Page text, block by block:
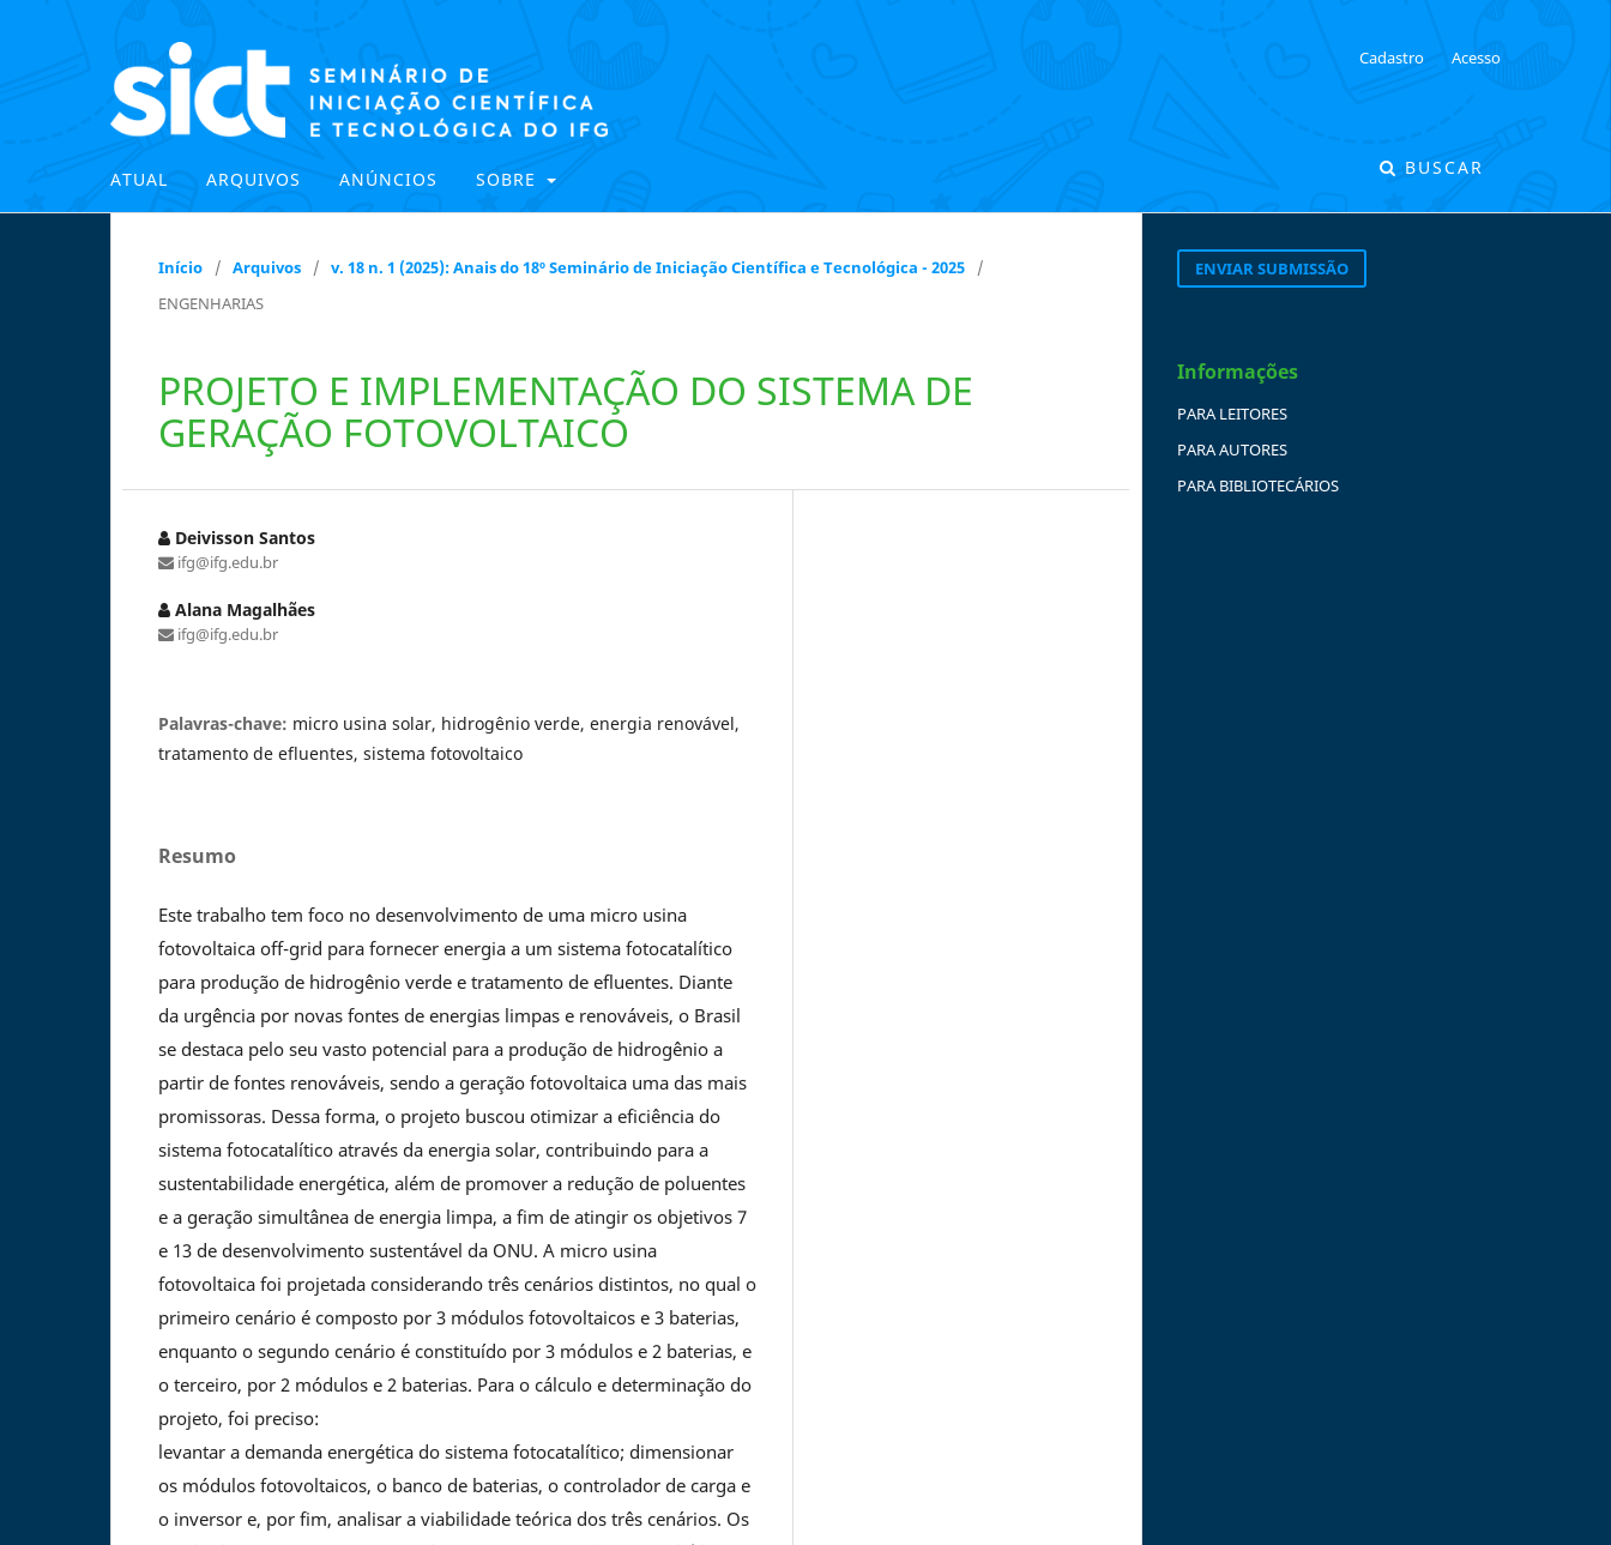
ATUAL ARQUIVOS ANÚNCIOS SOBRE
BUSCAR
Cadastro Acesso
Início / Arquivos / v. 18 n. 1 (2025): Anais do 18º Seminário de Iniciação Científica e Tecnológica - 2025
/
ENGENHARIAS
PROJETO E IMPLEMENTAÇÃO DO SISTEMA DE
GERAÇÃO FOTOVOLTAICO
Deivisson Santos
ifg@ifg.edu.br
Alana Magalhães
ifg@ifg.edu.br
Palavras-chave: micro usina solar, hidrogênio verde, energia renovável,
tratamento de efluentes, sistema fotovoltaico
Resumo
Este trabalho tem foco no desenvolvimento de uma micro usina
fotovoltaica off-grid para fornecer energia a um sistema fotocatalítico
para produção de hidrogênio verde e tratamento de efluentes. Diante
da urgência por novas fontes de energias limpas e renováveis, o Brasil
se destaca pelo seu vasto potencial para a produção de hidrogênio a
partir de fontes renováveis, sendo a geração fotovoltaica uma das mais
promissoras. Dessa forma, o projeto buscou otimizar a eficiência do
sistema fotocatalítico através da energia solar, contribuindo para a
sustentabilidade energética, além de promover a redução de poluentes
e a geração simultânea de energia limpa, a fim de atingir os objetivos 7
e 13 de desenvolvimento sustentável da ONU. A micro usina
fotovoltaica foi projetada considerando três cenários distintos, no qual o
primeiro cenário é composto por 3 módulos fotovoltaicos e 3 baterias,
enquanto o segundo cenário é constituído por 3 módulos e 2 baterias, e
o terceiro, por 2 módulos e 2 baterias. Para o cálculo e determinação do
projeto, foi preciso:
levantar a demanda energética do sistema fotocatalítico; dimensionar
os módulos fotovoltaicos, o banco de baterias, o controlador de carga e
o inversor e, por fim, analisar a viabilidade teórica dos três cenários. Os
ENVIAR SUBMISSÃO
Informações
PARA LEITORES
PARA AUTORES
PARA BIBLIOTECÁRIOS